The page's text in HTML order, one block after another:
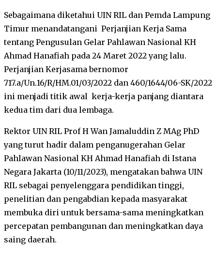
Sebagaimana diketahui UIN RIL dan Pemda Lampung
Timur menandatangani Perjanjian Kerja Sama
tentang Pengusulan Gelar Pahlawan Nasional KH
Ahmad Hanafiah pada 24 Maret 2022 yang lalu.
Perjanjian Kerjasama bernomor
717.a/Un.16/R/HM.01/03/2022 dan 460/1644/06-SK/2022
ini menjadi titik awal kerja-kerja panjang diantara
kedua tim dari dua lembaga.
Rektor UIN RIL Prof H Wan Jamaluddin Z MAg PhD
yang turut hadir dalam penganugerahan Gelar
Pahlawan Nasional KH Ahmad Hanafiah di Istana
Negara Jakarta (10/11/2023), mengatakan bahwa UIN
RIL sebagai penyelenggara pendidikan tinggi,
penelitian dan pengabdian kepada masyarakat
membuka diri untuk bersama-sama meningkatkan
percepatan pembangunan dan meningkatkan daya
saing daerah.